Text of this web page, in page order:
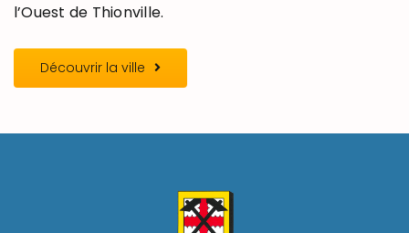
l’Ouest de Thionville.
Découvrir la ville